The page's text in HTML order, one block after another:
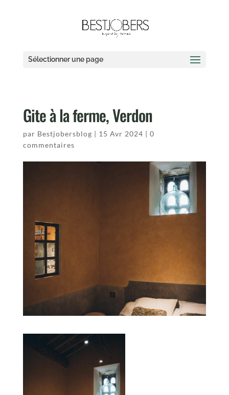
Sélectionner une page
Gite à la ferme, Verdon
par Bestjobersblog | 15 Avr 2024 | 0
commentaires